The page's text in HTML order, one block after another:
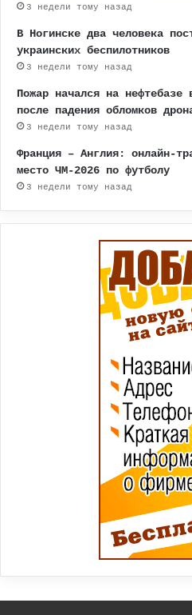
3 недели тому назад
В Ногинске два человека
украинских беспилотников
3 недели тому назад
Пожар начался на нефтебазе
после падения обломков
3 недели тому назад
Франция – Англия: онлайн-
место ЧМ-2026 по футболу
3 недели тому назад